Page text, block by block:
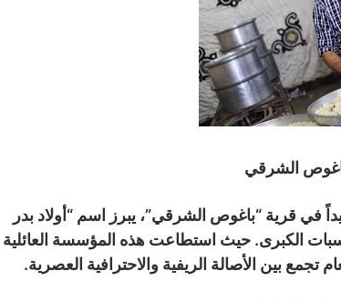
باغوص الشرقي
في قرية “باغوص الشرقي”، يبرز اسم “أولاد بدر
الكبرى. حيث استطاعت هذه المؤسسة العائلية
بين الأصالة الريفية والاحترافية العصرية.